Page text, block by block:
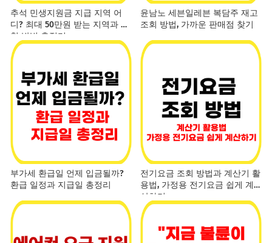
추석 민생지원금 지급 지역 어
디? 최대 50만원 받는 지역과 신
청 방법 총정리
윤남노 세븐일레븐 복담주 재고
조회 방법, 가까운 판매점 찾기
부가세 환급일 언제 입금될까?
환급 일정과 지급일 총정리
전기요금 조회 방법과 계산기 활
용법, 가정용 전기요금 쉽게 계
산하기